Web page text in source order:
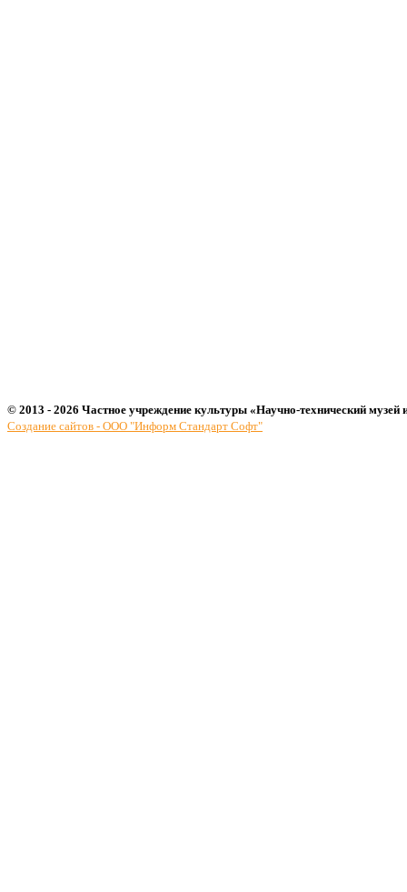
© 2013 - 2026 Частное учреждение культуры «Научно-технический музей
Создание сайтов - ООО "Информ Стандарт Софт"